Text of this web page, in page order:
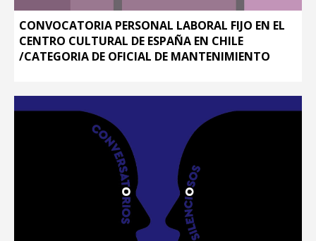
CONVOCATORIA PERSONAL LABORAL FIJO EN EL
CENTRO CULTURAL DE ESPAÑA EN CHILE
/CATEGORIA DE OFICIAL DE MANTENIMIENTO